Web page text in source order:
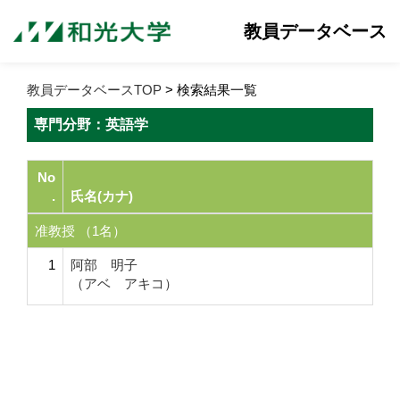
教員データベース
教員データベースTOP > 検索結果一覧
専門分野：英語学
No
.
氏名(カナ)
准教授 （1名）
1
阿部 明子
（アベ アキコ）